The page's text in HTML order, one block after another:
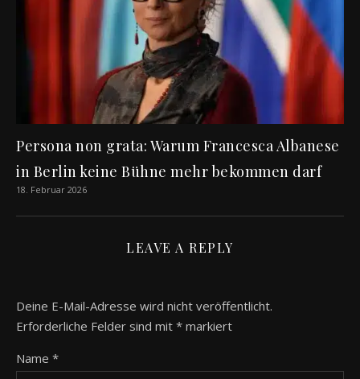
Persona non grata: Warum Francesca Albanese
in Berlin keine Bühne mehr bekommen darf
18. Februar 2026
LEAVE A REPLY
Deine E-Mail-Adresse wird nicht veröffentlicht.
Erforderliche Felder sind mit * markiert
Name *